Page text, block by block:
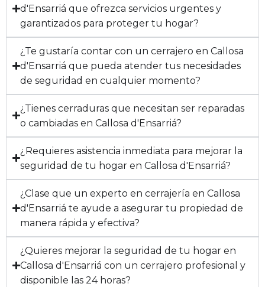
d'Ensarriá que ofrezca servicios urgentes y
garantizados para proteger tu hogar?
¿Te gustaría contar con un cerrajero en Callosa
d'Ensarriá que pueda atender tus necesidades
de seguridad en cualquier momento?
¿Tienes cerraduras que necesitan ser reparadas
o cambiadas en Callosa d'Ensarriá?
¿Requieres asistencia inmediata para mejorar la
seguridad de tu hogar en Callosa d'Ensarriá?
¿Clase que un experto en cerrajería en Callosa
d'Ensarriá te ayude a asegurar tu propiedad de
manera rápida y efectiva?
¿Quieres mejorar la seguridad de tu hogar en
Callosa d'Ensarriá con un cerrajero profesional y
disponible las 24 horas?